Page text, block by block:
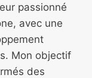
passionné
avec une
Mon objectif
des